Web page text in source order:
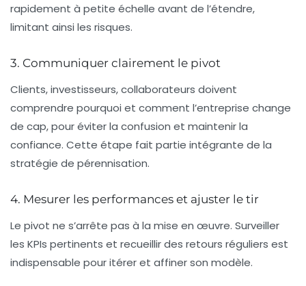
rapidement à petite échelle avant de l’étendre,
limitant ainsi les risques.
3. Communiquer clairement le pivot
Clients, investisseurs, collaborateurs doivent
comprendre pourquoi et comment l’entreprise change
de cap, pour éviter la confusion et maintenir la
confiance. Cette étape fait partie intégrante de la
stratégie de pérennisation.
4. Mesurer les performances et ajuster le tir
Le pivot ne s’arrête pas à la mise en œuvre. Surveiller
les KPIs pertinents et recueillir des retours réguliers est
indispensable pour itérer et affiner son modèle.